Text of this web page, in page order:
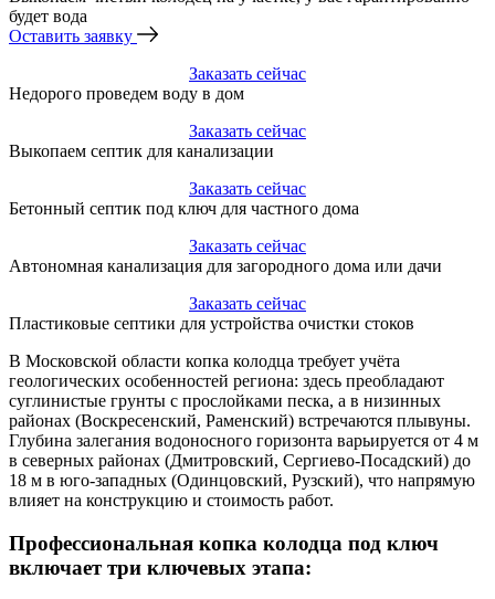
будет вода
Оставить заявку
Заказать сейчас
Недорого проведем воду в дом
Заказать сейчас
Выкопаем септик для канализации
Заказать сейчас
Бетонный септик под ключ для частного дома
Заказать сейчас
Автономная канализация для загородного дома или дачи
Заказать сейчас
Пластиковые септики для устройства очистки стоков
В Московской области копка колодца требует учёта
геологических особенностей региона: здесь преобладают
суглинистые грунты с прослойками песка, а в низинных
районах (Воскресенский, Раменский) встречаются плывуны.
Глубина залегания водоносного горизонта варьируется от 4 м
в северных районах (Дмитровский, Сергиево-Посадский) до
18 м в юго-западных (Одинцовский, Рузский), что напрямую
влияет на конструкцию и стоимость работ.
Профессиональная копка колодца под ключ
включает три ключевых этапа: